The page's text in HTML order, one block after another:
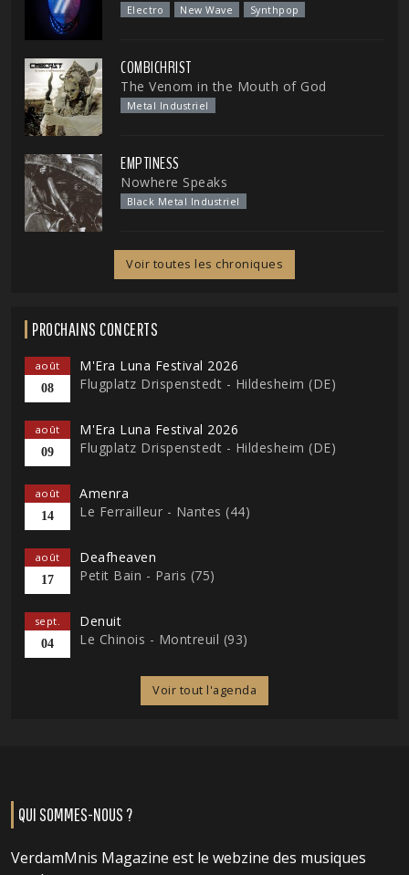
Electro New Wave Synthpop
COMBICHRIST
The Venom in the Mouth of God
Metal Industriel
EMPTINESS
Nowhere Speaks
Black Metal Industriel
Voir toutes les chroniques
PROCHAINS CONCERTS
août
08
M'Era Luna Festival 2026
Flugplatz Drispenstedt - Hildesheim (DE)
août
09
M'Era Luna Festival 2026
Flugplatz Drispenstedt - Hildesheim (DE)
août
14
Amenra
Le Ferrailleur - Nantes (44)
août
17
Deafheaven
Petit Bain - Paris (75)
sept.
04
Denuit
Le Chinois - Montreuil (93)
Voir tout l'agenda
QUI SOMMES-NOUS ?
VerdamMnis Magazine est le webzine des musiques